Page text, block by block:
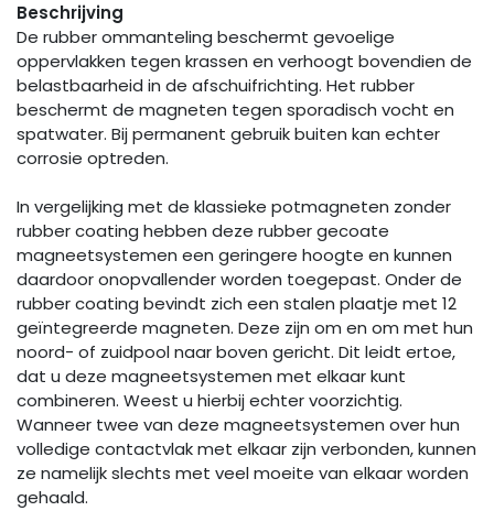
Beschrijving
De rubber ommanteling beschermt gevoelige
oppervlakken tegen krassen en verhoogt bovendien de
belastbaarheid in de afschuifrichting. Het rubber
beschermt de magneten tegen sporadisch vocht en
spatwater. Bij permanent gebruik buiten kan echter
corrosie optreden.
In vergelijking met de klassieke potmagneten zonder
rubber coating hebben deze rubber gecoate
magneetsystemen een geringere hoogte en kunnen
daardoor onopvallender worden toegepast. Onder de
rubber coating bevindt zich een stalen plaatje met 12
geïntegreerde magneten. Deze zijn om en om met hun
noord- of zuidpool naar boven gericht. Dit leidt ertoe,
dat u deze magneetsystemen met elkaar kunt
combineren. Weest u hierbij echter voorzichtig.
Wanneer twee van deze magneetsystemen over hun
volledige contactvlak met elkaar zijn verbonden, kunnen
ze namelijk slechts met veel moeite van elkaar worden
gehaald.